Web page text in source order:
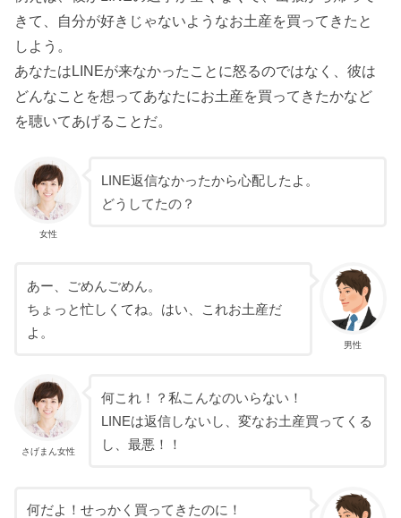
きて、自分が好きじゃないようなお土産を買ってきたと
しよう。
あなたはLINEが来なかったことに怒るのではなく、彼は
どんなことを想ってあなたにお土産を買ってきたかなど
を聴いてあげることだ。
女性
LINE返信なかったから心配したよ。
どうしてたの？
男性
あー、ごめんごめん。
ちょっと忙しくてね。はい、これお土産だ
よ。
さげまん女性
何これ！？私こんなのいらない！
LINEは返信しないし、変なお土産買ってくる
し、最悪！！
何だよ！せっかく買ってきたのに！